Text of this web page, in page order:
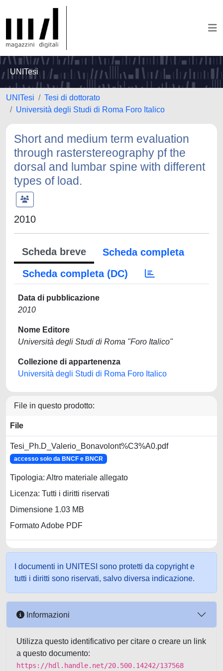
UNITesi
UNITesi
Tesi di dottorato
Università degli Studi di Roma Foro Italico
Short and medium term evaluation
through rasterstereography pf the
dorsal and lumbar spine with different
types of load.
2010
Scheda breve
Scheda completa
Scheda completa (DC)
Data di pubblicazione
2010
Nome Editore
Università degli Studi di Roma "Foro Italico"
Collezione di appartenenza
Università degli Studi di Roma Foro Italico
File in questo prodotto:
File
Tesi_Ph.D_Valerio_Bonavolont%C3%A0.pdf
accesso solo da BNCF e BNCR
Tipologia: Altro materiale allegato
Licenza: Tutti i diritti riservati
Dimensione 1.03 MB
Formato Adobe PDF
I documenti in UNITESI sono protetti da copyright e
tutti i diritti sono riservati, salvo diversa indicazione.
Informazioni
Utilizza questo identificativo per citare o creare un link
a questo documento:
https://hdl.handle.net/20.500.14242/137568